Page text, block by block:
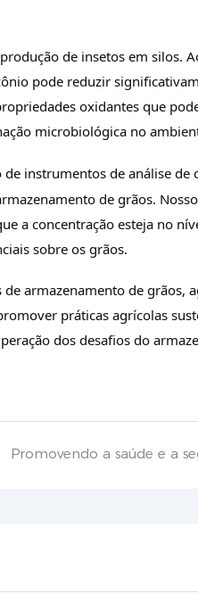
de insetos em silos.
pode reduzir
oxidantes que
microbiológica no
instrumentos de análise
de grãos.
a concentração esteja no
sobre os grãos.
armazenamento de grãos,
práticas agrícolas
dos desafios do